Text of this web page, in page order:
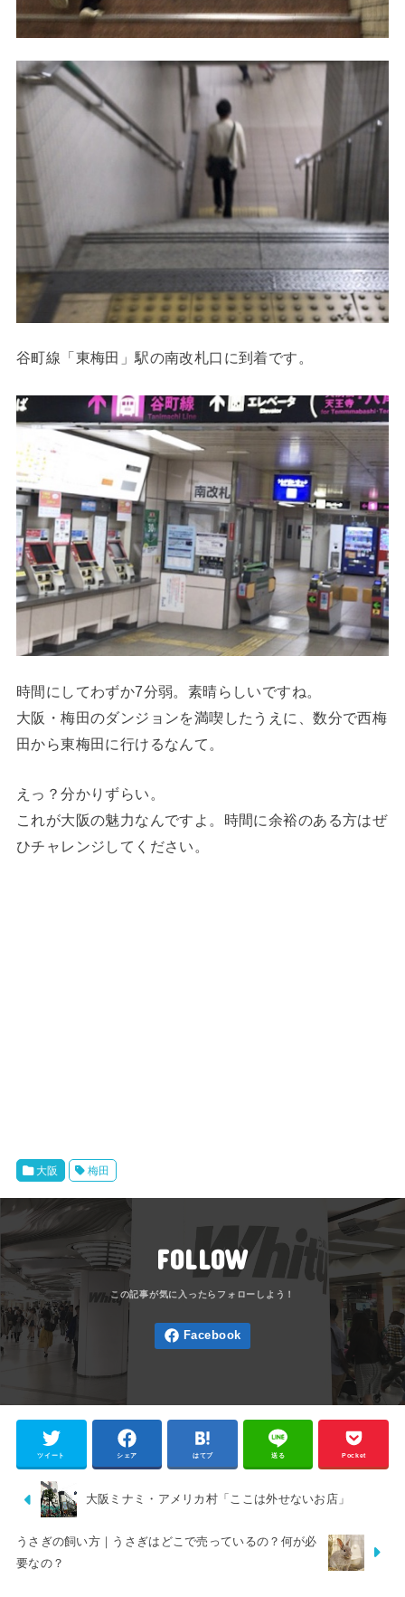
谷町線「東梅田」駅の南改札口に到着です。
時間にしてわずか7分弱。素晴らしいですね。
大阪・梅田のダンジョンを満喫したうえに、数分で西梅
田から東梅田に行けるなんて。
えっ？分かりずらい。
これが大阪の魅力なんですよ。時間に余裕のある方はぜ
ひチャレンジしてください。
大阪 梅田
FOLLOW
ツイート シェア はてブ 送る Pocket
大阪ミナミ・アメリカ村「ここは外せないお店」
うさぎの飼い方｜うさぎはどこで売っているの？何が必
要なの？